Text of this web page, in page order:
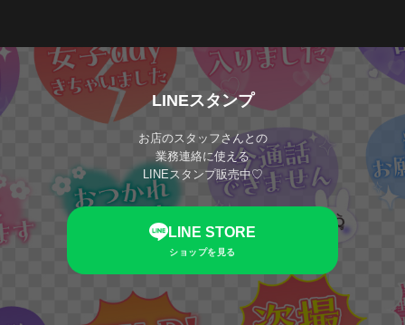
LINEスタンプ
お店のスタッフさんとの
業務連絡に使える
LINEスタンプ販売中♡
LINE STORE
ショップを見る